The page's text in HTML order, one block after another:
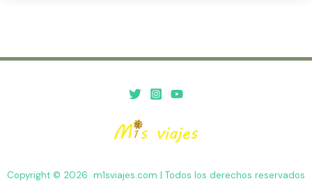
Copyright © 2026 m1sviajes.com | Todos los derechos reservados